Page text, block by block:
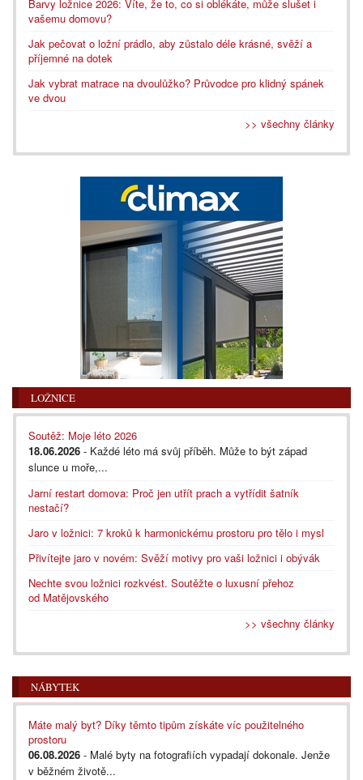
Barvy ložnice 2026: Víte, že to, co si oblékáte, může slušet i
vašemu domovu?
Jak pečovat o ložní prádlo, aby zůstalo déle krásné, svěží a
příjemné na dotek
Jak vybrat matrace na dvoulůžko? Průvodce pro klidný spánek
ve dvou
>> všechny články
LOŽNICE
Soutěž: Moje léto 2026
18.06.2026 - Každé léto má svůj příběh. Může to být západ
slunce u moře,...
Jarní restart domova: Proč jen utřít prach a vytřídit šatník
nestačí?
Jaro v ložnici: 7 kroků k harmonickému prostoru pro tělo i mysl
Přivítejte jaro v novém: Svěží motivy pro vaši ložnici i obývák
Nechte svou ložnici rozkvést. Soutěžte o luxusní přehoz
od Matějovského
>> všechny články
NÁBYTEK
Máte malý byt? Díky těmto tipům získáte víc použitelného
prostoru
06.08.2026 - Malé byty na fotografiích vypadají dokonale. Jenže
v běžném životě...